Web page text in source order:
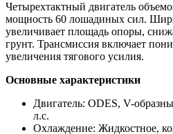
Четырехтактный двигатель
мощность 60 лошадиных сил.
увеличивает площадь опоры,
грунт. Трансмиссия включает
увеличения тягового усилия.
Основные характеристики
Двигатель: ODES, V-
л.с.
Охлаждение: Жидкостное,